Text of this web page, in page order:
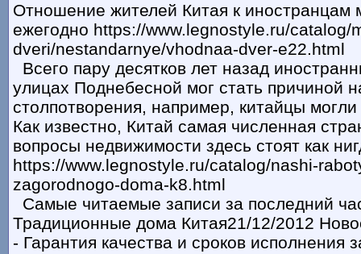
Отношение жителей Китая к иностранцам
ежегодно https://www.legnostyle.ru/catalog/
dveri/nestandarnye/vhodnaa-dver-e22.html
Всего пару десятков лет назад
улицах Поднебесной мог стать причиной
столпотворения, например, китайцы могли
Как известно, Китай самая численная
вопросы недвижимости здесь стоят как
https://www.legnostyle.ru/catalog/nashi-
zagorodnogo-doma-k8.html
Самые читаемые записи за последний
Традиционные дома Китая21/12/2012
- Гарантия качества и сроков исполнения